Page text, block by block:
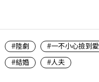
#陸劇 #一不小心撿到愛
#結婚
#人夫